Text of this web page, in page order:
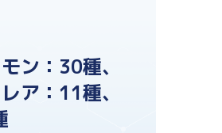
ン：30種、
ア：11種、